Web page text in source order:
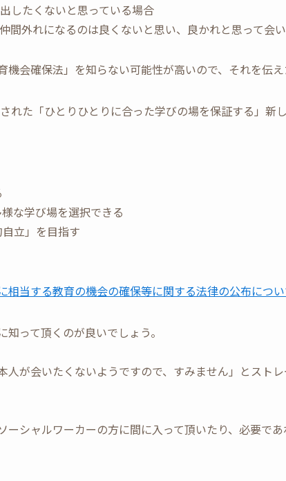
したくないと思っている場合
間外れになるのは良くないと思い、良かれと思って会
機会確保法」を知らない可能性が高いので、それを伝え
れた「ひとりひとりに合った学びの場を保証する」新し
な学び場を選択できる
自立」を目指す
相当する教育の機会の確保等に関する法律の公布につ
って頂くのが良いでしょう。
人が会いたくないようですので、すみません」とスト
ーシャルワーカーの方に間に入って頂いたり、必要で